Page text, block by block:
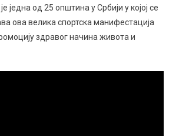
једна од 25 општина у Србији у којој се
ова велика спортска манифестација
здравог начина живота и